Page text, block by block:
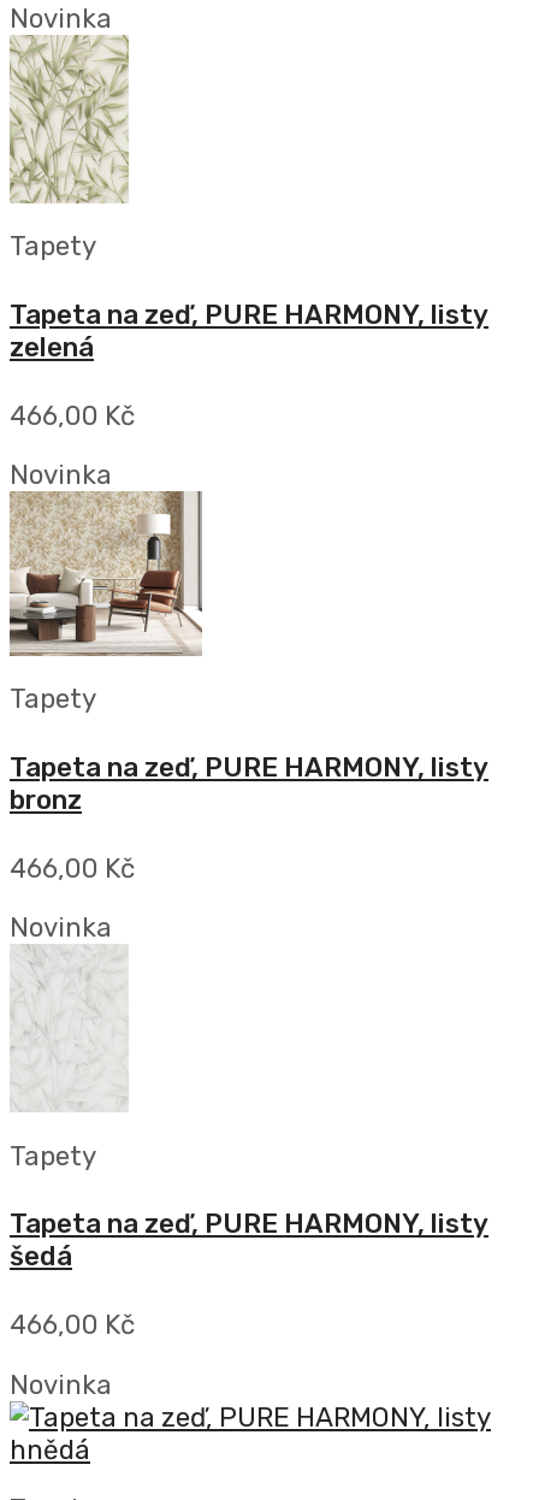
Novinka
Tapety
Tapeta na zeď, PURE HARMONY, listy
zelená
466,00 Kč
Novinka
Tapety
Tapeta na zeď, PURE HARMONY, listy
bronz
466,00 Kč
Novinka
Tapety
Tapeta na zeď, PURE HARMONY, listy
šedá
466,00 Kč
Novinka